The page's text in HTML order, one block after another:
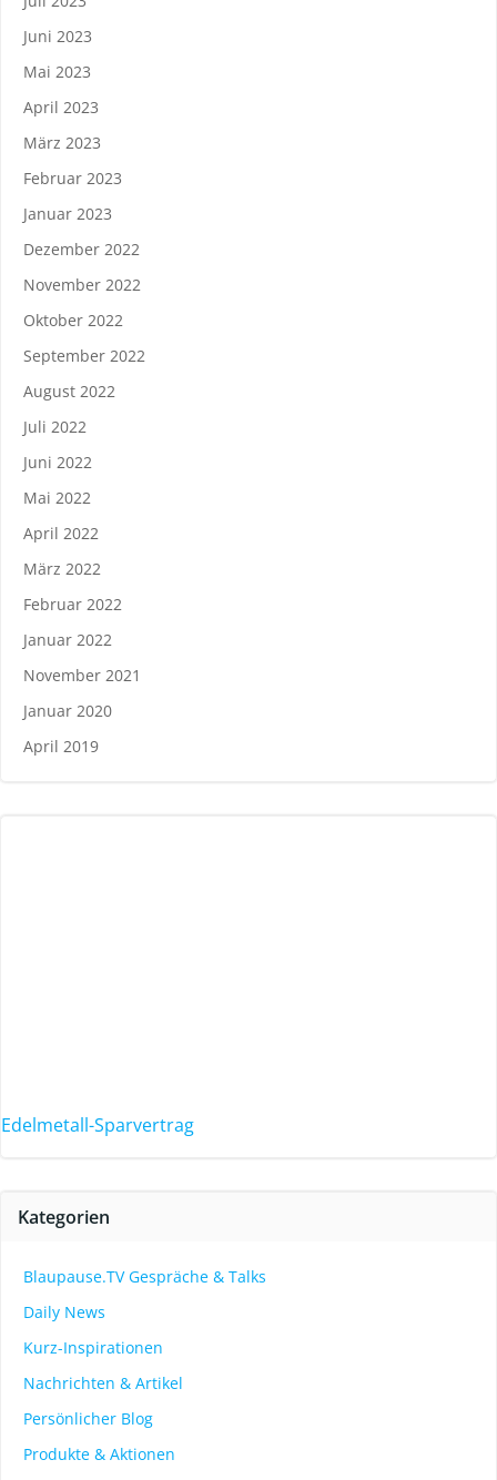
Juni 2023
Mai 2023
April 2023
März 2023
Februar 2023
Januar 2023
Dezember 2022
November 2022
Oktober 2022
September 2022
August 2022
Juli 2022
Juni 2022
Mai 2022
April 2022
März 2022
Februar 2022
Januar 2022
November 2021
Januar 2020
April 2019
Edelmetall-Sparvertrag
Kategorien
Blaupause.TV Gespräche & Talks
Daily News
Kurz-Inspirationen
Nachrichten & Artikel
Persönlicher Blog
Produkte & Aktionen